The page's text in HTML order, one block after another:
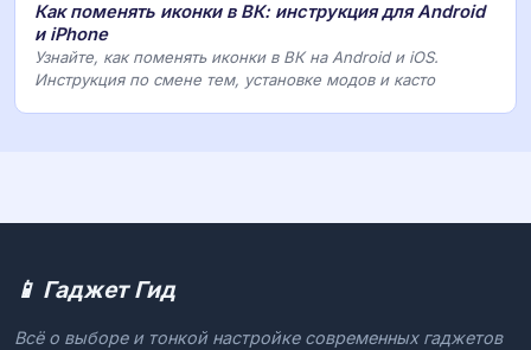
Как поменять иконки в ВК: инструкция для Android
и iPhone
Узнайте, как поменять иконки в ВК на Android и iOS.
Инструкция по смене тем, установке модов и касто
📱 Гаджет Гид
Всё о выборе и тонкой настройке современных гаджетов